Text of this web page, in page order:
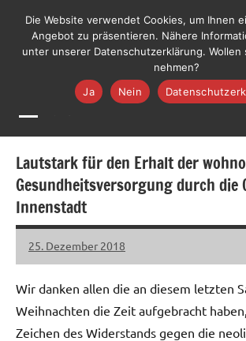
springen
LiLO
Liste
Lebenswerte
Ortenau
Lautstark für den Erhalt der
Gesundheitsversorgung durch die
Innenstadt
25. Dezember 2018
LiLO
Wir danken allen die an diesem letzten
Weihnachten die Zeit aufgebracht
Zeichen des Widerstands gegen die
Die Website verwendet Cookies, um Ihnen
Angebot zu präsentieren. Nähere
unter unserer Datenschutzerklärung. Wollen
nehmen?
Ja
Nein